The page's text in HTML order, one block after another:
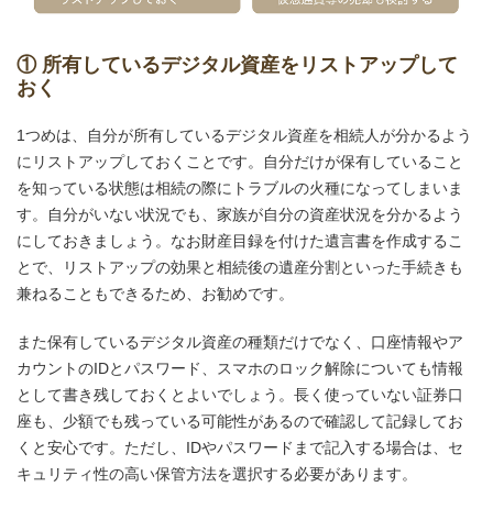
① 所有しているデジタル資産をリストアップして
おく
1つめは、自分が所有しているデジタル資産を相続人が分かるよう
にリストアップしておくことです。自分だけが保有していること
を知っている状態は相続の際にトラブルの火種になってしまいま
す。自分がいない状況でも、家族が自分の資産状況を分かるよう
にしておきましょう。なお財産目録を付けた遺言書を作成するこ
とで、リストアップの効果と相続後の遺産分割といった手続きも
兼ねることもできるため、お勧めです。
また保有しているデジタル資産の種類だけでなく、口座情報やア
カウントのIDとパスワード、スマホのロック解除についても情報
として書き残しておくとよいでしょう。長く使っていない証券口
座も、少額でも残っている可能性があるので確認して記録してお
くと安心です。ただし、IDやパスワードまで記入する場合は、セ
キュリティ性の高い保管方法を選択する必要があります。